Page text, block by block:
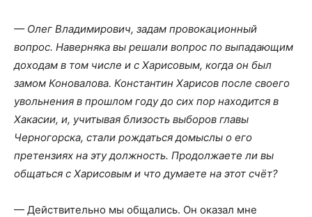
— Олег Владимирович, задам провокационный
вопрос. Наверняка вы решали вопрос по выпадающим
доходам в том числе и с Харисовым, когда он был
замом Коновалова. Константин Харисов после своего
увольнения в прошлом году до сих пор находится в
Хакасии, и, учитывая близость выборов главы
Черногорска, стали рождаться домыслы о его
претензиях на эту должность. Продолжаете ли вы
общаться с Харисовым и что думаете на этот счёт?
— Действительно мы общались. Он оказал мне